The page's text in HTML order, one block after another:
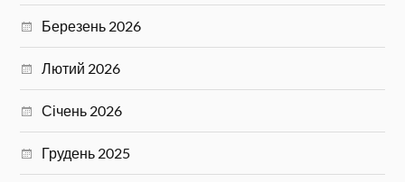
Березень 2026
Лютий 2026
Січень 2026
Грудень 2025